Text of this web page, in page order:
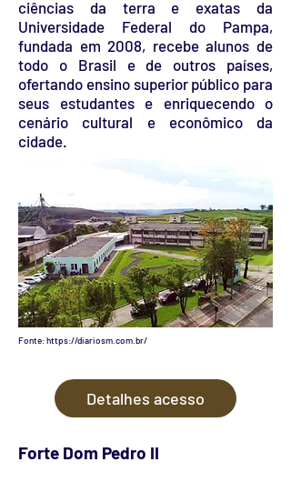
ciências da terra e exatas da
Universidade Federal do Pampa,
fundada em 2008, recebe alunos de
todo o Brasil e de outros países,
ofertando ensino superior público para
seus estudantes e enriquecendo o
cenário cultural e econômico da
cidade.
Fonte:https://diariosm.com.br/
Detalhes acesso
Forte Dom Pedro II